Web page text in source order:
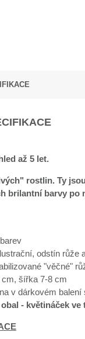
až 5 let.
rostlin. Ty
brilantní barvy po
odstín růže
"věčné"
šířka 7-8 cm
v dárkovém
- květináček